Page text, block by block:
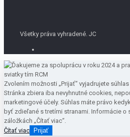
Všetky práva vyhradené. JC
Zvolením možnosti „Prijať“ vyjadrujete
Stránka zbiera iba nevyhnutné cookies,
marketingové účely. Súhlas máte právo
byť zdieľané s tretími stranami. Informácie o
záložkách „Čítať viac“.
Čítať viac Prijať